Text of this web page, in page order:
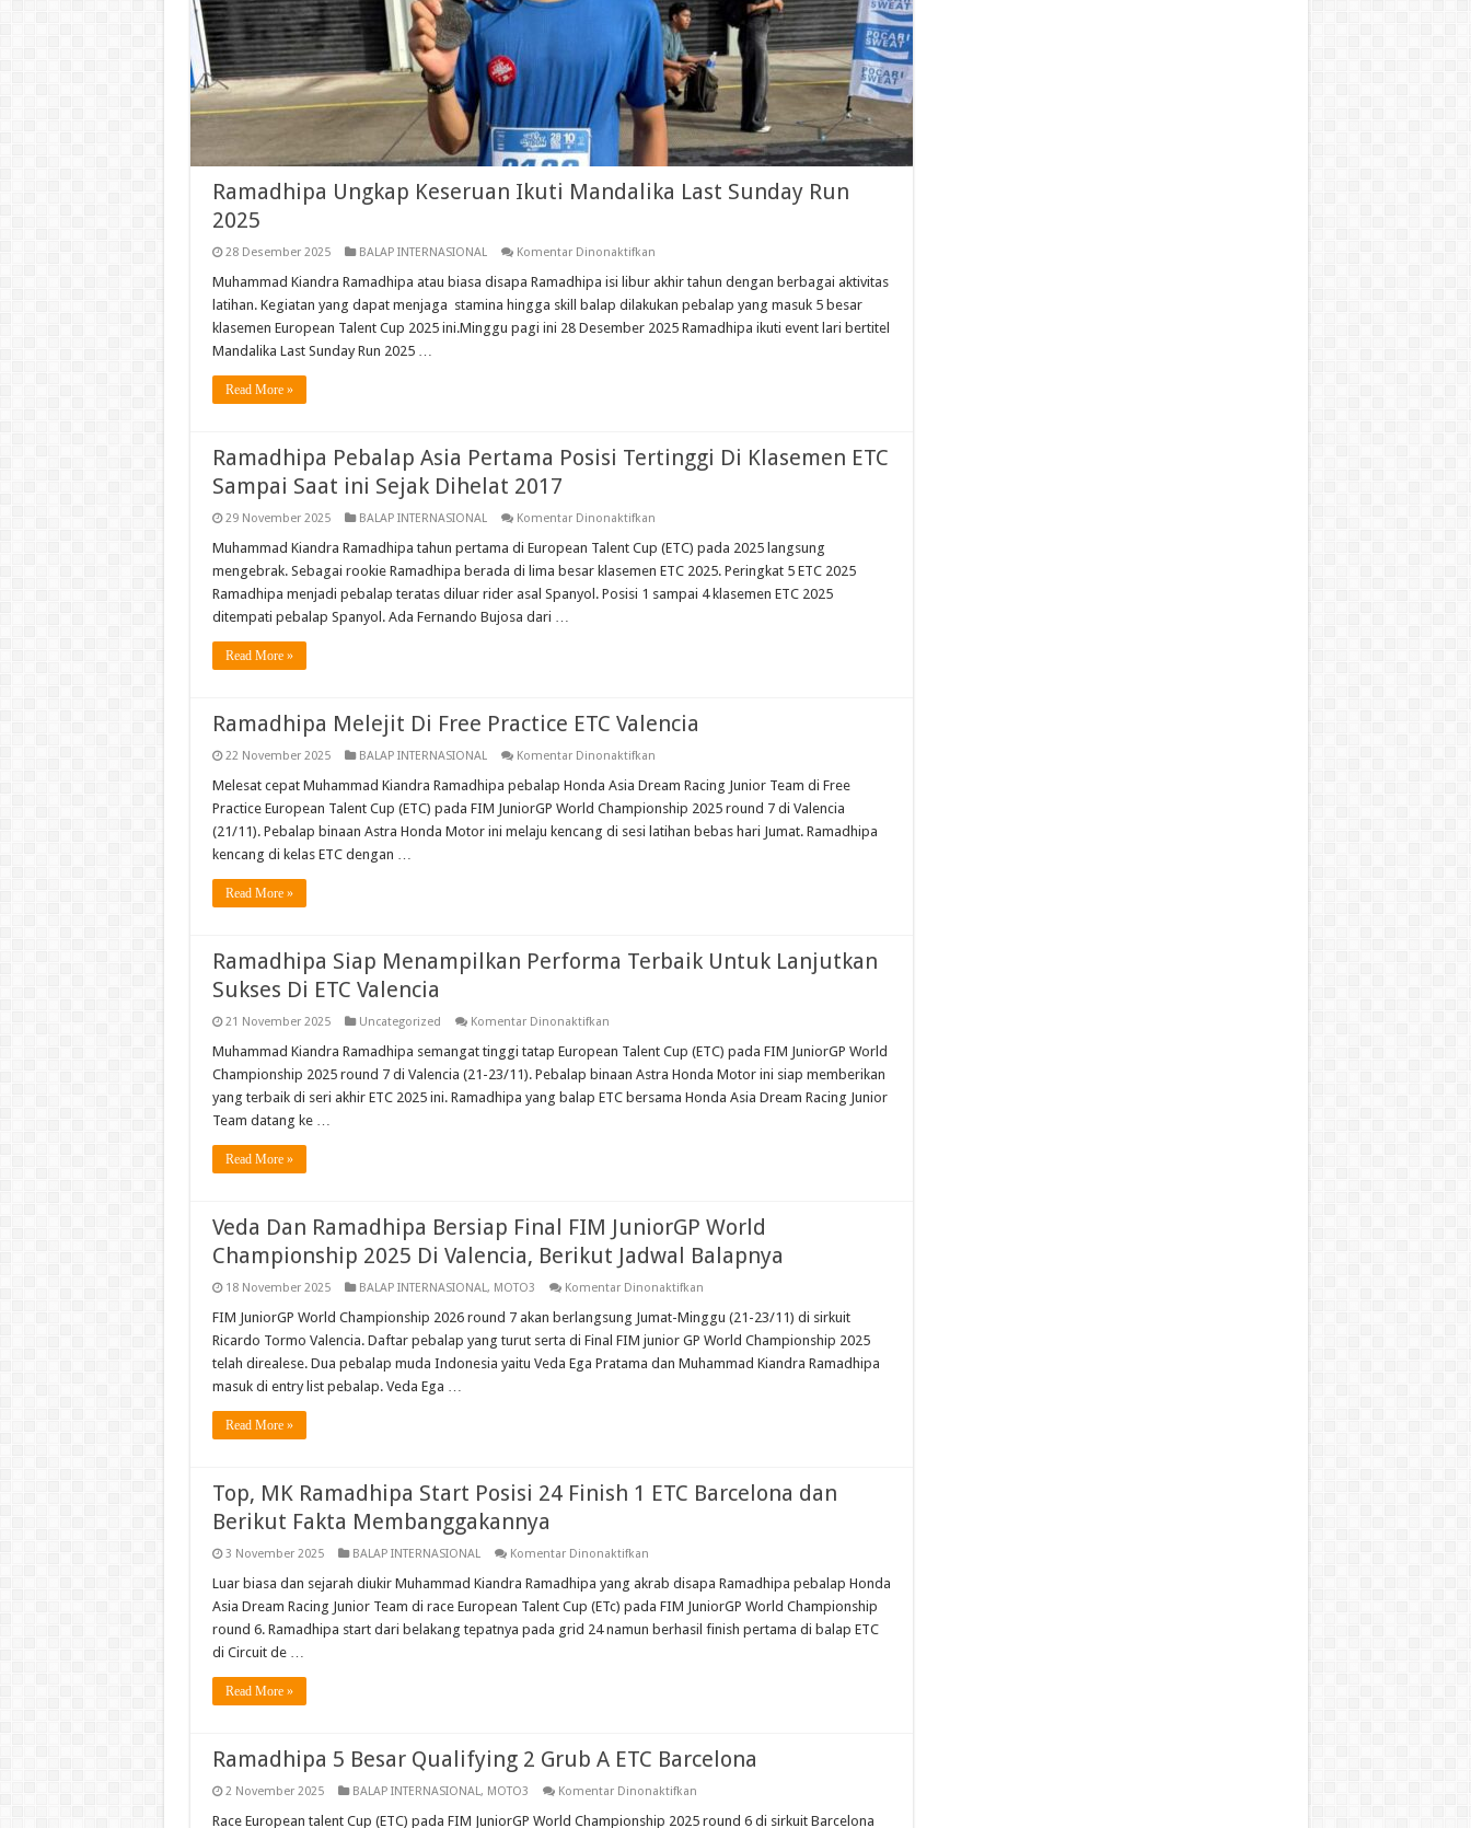
Ramadhipa Ungkap Keseruan Ikuti Mandalika Last Sunday Run
2025
28 Desember 2025 BALAP INTERNASIONAL Komentar Dinonaktifkanpada
Ungkap
Ikuti
Mandalika
Last
Muhammad Kiandra Ramadhipa atau biasa disapa Ramadhipa isi libur akhir tahun dengan berbagai aktivitas
latihan. Kegiatan yang dapat menjaga stamina hingga skill balap dilakukan pebalap yang masuk 5 besar
klasemen European Talent Cup 2025 ini.Minggu pagi ini 28 Desember 2025 Ramadhipa ikuti event lari bertitel
Mandalika Last Sunday Run 2025 …
Read More »
Ramadhipa Pebalap Asia Pertama Posisi Tertinggi Di Klasemen ETC
Sampai Saat ini Sejak Dihelat 2017
29 November 2025 BALAP INTERNASIONAL Komentar Dinonaktifkanpada
Pebalap
Asia
Pertama
Posisi
Tertinggi
Dihelat
2017
Muhammad Kiandra Ramadhipa tahun pertama di European Talent Cup (ETC) pada 2025 langsung
mengebrak. Sebagai rookie Ramadhipa berada di lima besar klasemen ETC 2025. Peringkat 5 ETC 2025
Ramadhipa menjadi pebalap teratas diluar rider asal Spanyol. Posisi 1 sampai 4 klasemen ETC 2025
ditempati pebalap Spanyol. Ada Fernando Bujosa dari …
Read More »
Ramadhipa Melejit Di Free Practice ETC Valencia
22 November 2025 BALAP INTERNASIONAL Komentar Dinonaktifkanpada
Melejit
Free
Practice
ETC
Melesat cepat Muhammad Kiandra Ramadhipa pebalap Honda Asia Dream Racing Junior Team di Free
Practice European Talent Cup (ETC) pada FIM JuniorGP World Championship 2025 round 7 di Valencia
(21/11). Pebalap binaan Astra Honda Motor ini melaju kencang di sesi latihan bebas hari Jumat. Ramadhipa
kencang di kelas ETC dengan …
Read More »
Ramadhipa Siap Menampilkan Performa Terbaik Untuk Lanjutkan
Sukses Di ETC Valencia
21 November 2025 Uncategorized Komentar Dinonaktifkanpada
Siap
Menampilkan
Performa
Terbaik
Untuk
Muhammad Kiandra Ramadhipa semangat tinggi tatap European Talent Cup (ETC) pada FIM JuniorGP World
Championship 2025 round 7 di Valencia (21-23/11). Pebalap binaan Astra Honda Motor ini siap memberikan
yang terbaik di seri akhir ETC 2025 ini. Ramadhipa yang balap ETC bersama Honda Asia Dream Racing Junior
Team datang ke …
Read More »
Veda Dan Ramadhipa Bersiap Final FIM JuniorGP World
Championship 2025 Di Valencia, Berikut Jadwal Balapnya
18 November 2025 BALAP INTERNASIONAL, MOTO3 Komentar Dinonaktifkanpada
Dan
Ramadhipa
Bersiap
Final
FIM
Jadwal
Balapnya
FIM JuniorGP World Championship 2026 round 7 akan berlangsung Jumat-Minggu (21-23/11) di sirkuit
Ricardo Tormo Valencia. Daftar pebalap yang turut serta di Final FIM junior GP World Championship 2025
telah direalese. Dua pebalap muda Indonesia yaitu Veda Ega Pratama dan Muhammad Kiandra Ramadhipa
masuk di entry list pebalap. Veda Ega …
Read More »
Top, MK Ramadhipa Start Posisi 24 Finish 1 ETC Barcelona dan
Berikut Fakta Membanggakannya
3 November 2025 BALAP INTERNASIONAL Komentar Dinonaktifkanpada
MK
Ramadhipa
Start
Posisi
24
Membanggakannya
Luar biasa dan sejarah diukir Muhammad Kiandra Ramadhipa yang akrab disapa Ramadhipa pebalap Honda
Asia Dream Racing Junior Team di race European Talent Cup (ETc) pada FIM JuniorGP World Championship
round 6. Ramadhipa start dari belakang tepatnya pada grid 24 namun berhasil finish pertama di balap ETC
di Circuit de …
Read More »
Ramadhipa 5 Besar Qualifying 2 Grub A ETC Barcelona
2 November 2025 BALAP INTERNASIONAL, MOTO3 Komentar Dinonaktifkanpada
5
Race European talent Cup (ETC) pada FIM JuniorGP World Championship 2025 round 6 di sirkuit Barcelona